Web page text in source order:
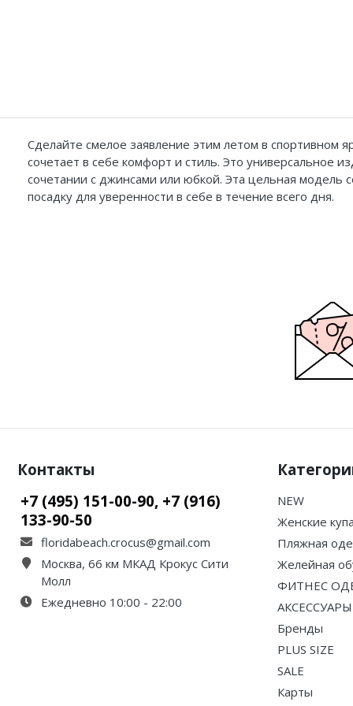
Сделайте смелое заявление этим летом в спортивном
сочетает в себе комфорт и стиль. Это универсальное
сочетании с джинсами или юбкой. Эта цельная
посадку для уверенности в себе в течение всего дня.
Контакты
+7 (495) 151-00-90, +7 (916)
133-90-50
floridabeach.crocus@gmail.com
Москва, 66 км МКАД Крокус Сити
Молл
Ежедневно 10:00 - 22:00
NEW
Женские
Пляжная
Желейная
ФИТНЕС
АКСЕССУАРЫ
Бренды
PLUS SIZE
SALE
Карты